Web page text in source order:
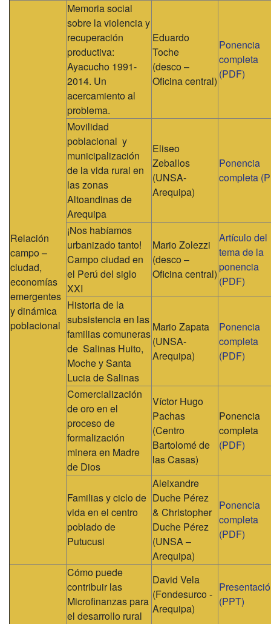
Relación
campo –
ciudad,
economías
emergentes
y dinámica
poblacional
Memoria social
sobre la violencia y
recuperación
productiva:
Ayacucho 1991-
2014. Un
acercamiento al
problema.
Eduardo
Toche
(desco –
Oficina central)
Ponencia
completa
(PDF)
Movilidad
poblacional y
municipalización
de la vida rural en
las zonas
Altoandinas de
Arequipa
Eliseo
Zeballos
(UNSA-
Arequipa)
Ponencia
completa
¡Nos habíamos
urbanizado tanto!
Campo ciudad en
el Perú del siglo
XXI
Mario Zolezzi
(desco –
Oficina central)
Artículo del
tema de la
ponencia
(PDF)
Historia de la
subsistencia en las
familias comuneras
de Salinas Huito,
Moche y Santa
Lucia de Salinas
Mario Zapata
(UNSA-
Arequipa)
Ponencia
completa
(PDF)
Comercialización
de oro en el
proceso de
formalización
minera en Madre
de Dios
Víctor Hugo
Pachas
(Centro
Bartolomé de
las Casas)
Ponencia
completa
(PDF)
Familias y ciclo de
vida en el centro
poblado de
Putucusi
Aleixandre
Duche Pérez
& Christopher
Duche Pérez
(UNSA –
Arequipa)
Ponencia
completa
(PDF)
Cómo puede
contribuir las
Microfinanzas para
el desarrollo rural
David Vela
(Fondesurco -
Arequipa)
(PPT)